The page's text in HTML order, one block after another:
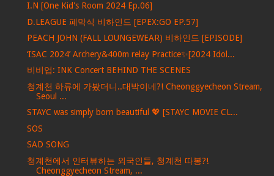
I.N [One Kid's Room 2024 Ep.06]
D.LEAGUE 폐막식 비하인드 [EPEX:GO EP.57]
PEACH JOHN (FALL LOUNGEWEAR) 비하인드 [EPISODE]
‘ISAC 2024’ Archery&400m relay Practice✨[2024 Idol...
비비업: INK Concert BEHIND THE SCENES
청계천 하류에 가봤더니..대박이네?! Cheonggyecheon Stream,
Seoul ...
STAYC was simply born beautiful 💖 [STAYC MOVIE CL...
SOS
SAD SONG
청계천에서 인터뷰하는 외국인들, 청계천 따봉?!
Cheonggyecheon Stream, ...